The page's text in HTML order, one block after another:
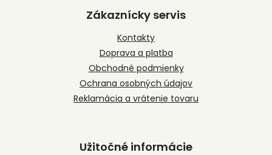
Zákaznícky servis
Kontakty
Doprava a platba
Obchodné podmienky
Ochrana osobných údajov
Reklamácia a vrátenie tovaru
Užitočné informácie